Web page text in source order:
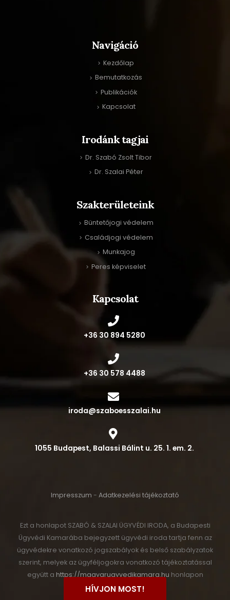
Navigáció
Kezdőlap
Bemutatkozás
Publikációk
Kapcsolat
Irodánk tagjai
Dr. Szabó Zsolt Tibor
Dr. Szalai Péter
Szakterületeink
Büntetőjogi védelem
Családjogi védelem
Munkajog
Peres képviselet
Kapcsolat
‭+36 30 894 5280‬
+36 30 578 4488
iroda@szaboesszalai.hu
1055 Budapest, Balassi Bálint u. 25. 1. em. 2.
Impresszum - Adatkezelési tájékoztató
Ezt a honlapot SZABÓ & SZALAI ÜGYVÉDI IRODA, a Budapesti
Ügyvédi Kamarába bejegyzett ügyvédi iroda tartja fenn az
ügyvédekre vonatkozó jogszabályok és belső szabályzatok
szerint, melyek az ügyféljogokra vonatkozó tájékoztatással
együtt a https://magyarugyvedikamara.hu honlapon
találhatóak.
HÍVJON MOST!